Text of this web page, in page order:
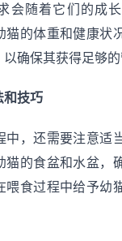
会随着它们的成
猫的体重和健康状
确保其获得足够的
和技巧
中，还需要注意适
猫的食盆和水盆，
喂食过程中给予幼